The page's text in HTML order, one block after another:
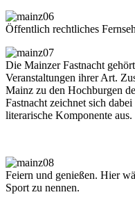
Öffentlich rechtliches
Die Mainzer Fastnacht
Veranstaltungen ihrer Art.
Mainz zu den Hochburgen
Fastnacht zeichnet sich
literarische Komponente aus.
Feiern und genießen. Hier
Sport zu nennen.